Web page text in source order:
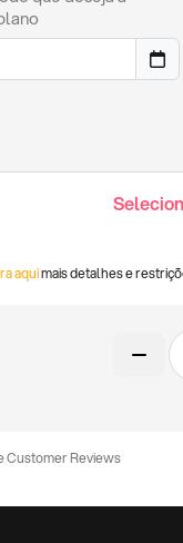
aquimais detalhes e
Customer Reviews